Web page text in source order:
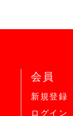
会員
新規登録
ログイン